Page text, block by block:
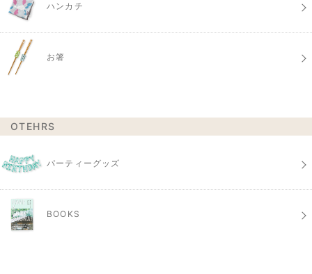
ハンカチ
お箸
OTEHRS
パーティーグッズ
BOOKS